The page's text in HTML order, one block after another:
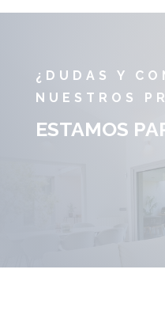
¿DUDAS Y
NUESTROS
ESTAMOS